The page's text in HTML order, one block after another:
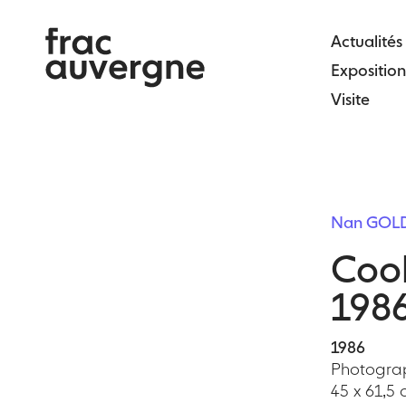
content
Actualités
Visite
Nan
1986
45 x 61,5